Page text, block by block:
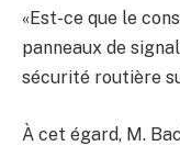
«Est-ce que le
panneaux de
sécurité routière
À cet égard, M.